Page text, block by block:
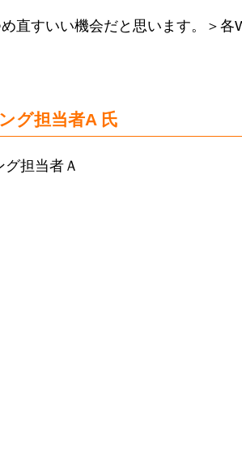
直すいい機会だと思います。＞各
グ担当者A 氏